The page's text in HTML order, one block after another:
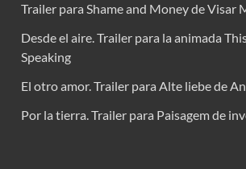
Trailer para Shame and Money de Visar
Desde el aire. Trailer para la animada
Speaking
El otro amor. Trailer para Alte liebe de
Por la tierra. Trailer para Paisagem de